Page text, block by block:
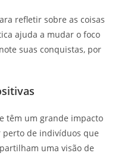
refletir sobre as coisas
ajuda a mudar o foco
suas conquistas, por
têm um grande impacto
perto de indivíduos que
uma visão de